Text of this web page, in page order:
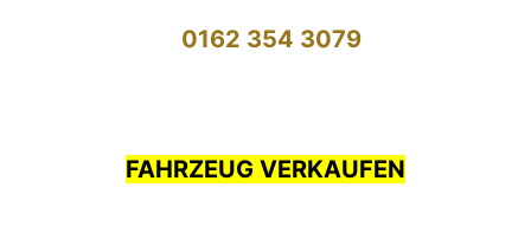
0162 354 3079
FAHRZEUG VERKAUFEN